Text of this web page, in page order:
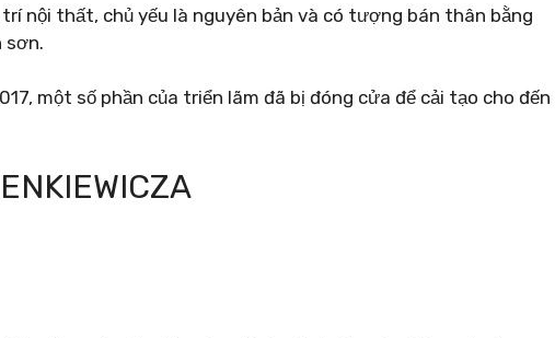
nội thất, chủ yếu là nguyên bản và có tượng bán thân bằng
sơn.
một số phần của triển lãm đã bị đóng cửa để cải tạo cho đến